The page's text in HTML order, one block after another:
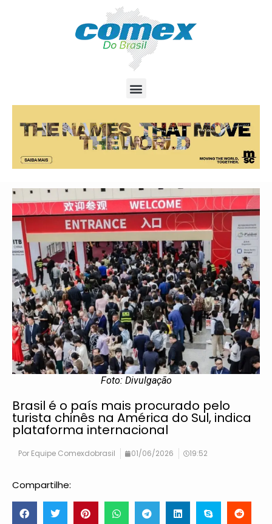
Foto: Divulgação
Brasil é o país mais procurado pelo
turista chinês na América do Sul, indica
plataforma internacional
Por Equipe Comexdobrasil 01/06/2026 19:52
Compartilhe: